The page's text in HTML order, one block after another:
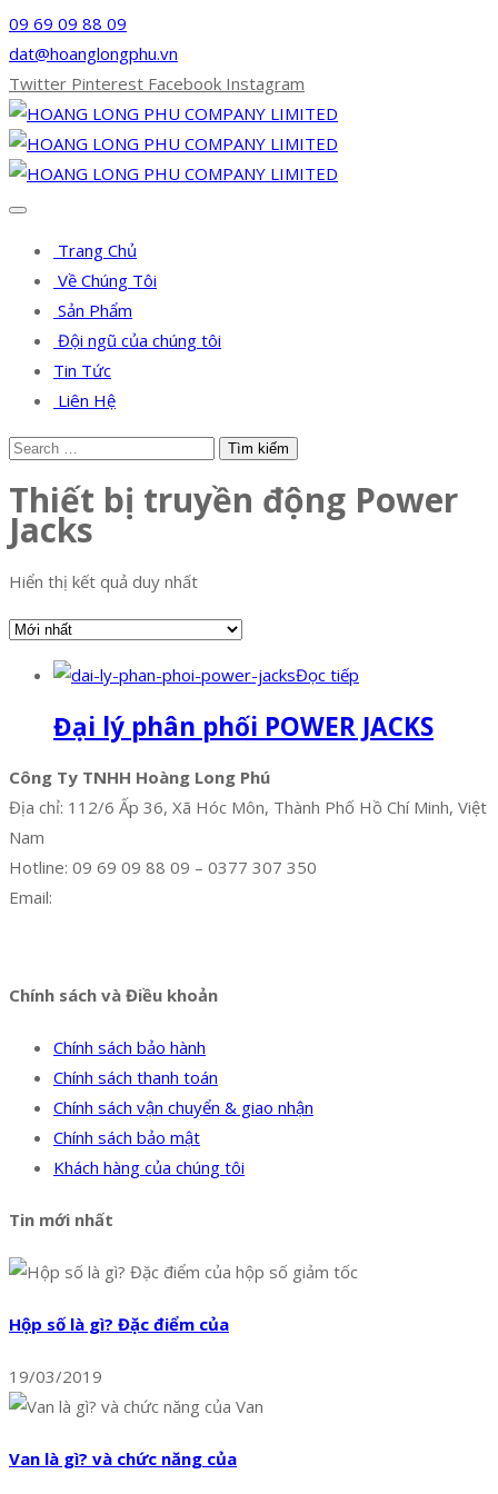
09 69 09 88 09
dat@hoanglongphu.vn
Twitter Pinterest Facebook Instagram
Trang Chủ
Về Chúng Tôi
Sản Phẩm
Đội ngũ của chúng tôi
Tin Tức
Liên Hệ
Thiết bị truyền động Power
Jacks
Hiển thị kết quả duy nhất
Đọc tiếp
Đại lý phân phối POWER JACKS
Công Ty TNHH Hoàng Long Phú
Địa chỉ: 112/6 Ấp 36, Xã Hóc Môn, Thành Phố Hồ Chí Minh, Việt
Nam
Hotline: 09 69 09 88 09 – 0377 307 350
Email:
Chính sách và Điều khoản
Chính sách bảo hành
Chính sách thanh toán
Chính sách vận chuyển & giao nhận
Chính sách bảo mật
Khách hàng của chúng tôi
Tin mới nhất
Hộp số là gì? Đặc điểm của
19/03/2019
Van là gì? và chức năng của